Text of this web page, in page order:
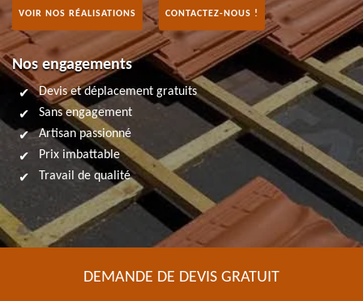
VOIR NOS RÉALISATIONS CONTACTEZ-NOUS !
Nos engagements
Devis et déplacement gratuits
Sans engagement
Artisan passionné
Prix imbattable
Travail de qualité
DEMANDE DE DEVIS GRATUIT